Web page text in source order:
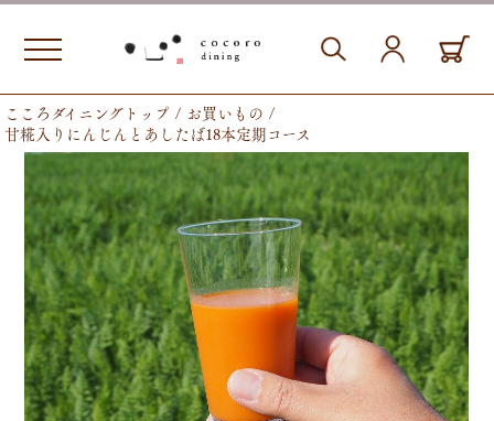
こころダイニングトップ お買いもの
甘糀入りにんじんとあしたば18本定期コース